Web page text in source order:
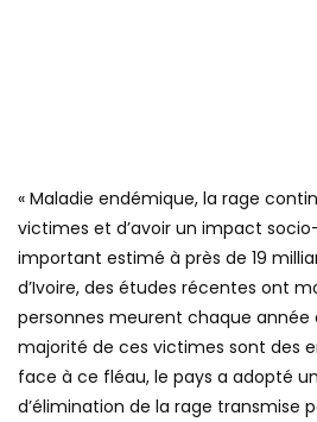
« Maladie endémique, la rage
victimes et d’avoir un impact
important estimé à près de 19
d’Ivoire, des études récentes ont
personnes meurent chaque année
majorité de ces victimes sont des
face à ce fléau, le pays a adopté
d’élimination de la rage transmise